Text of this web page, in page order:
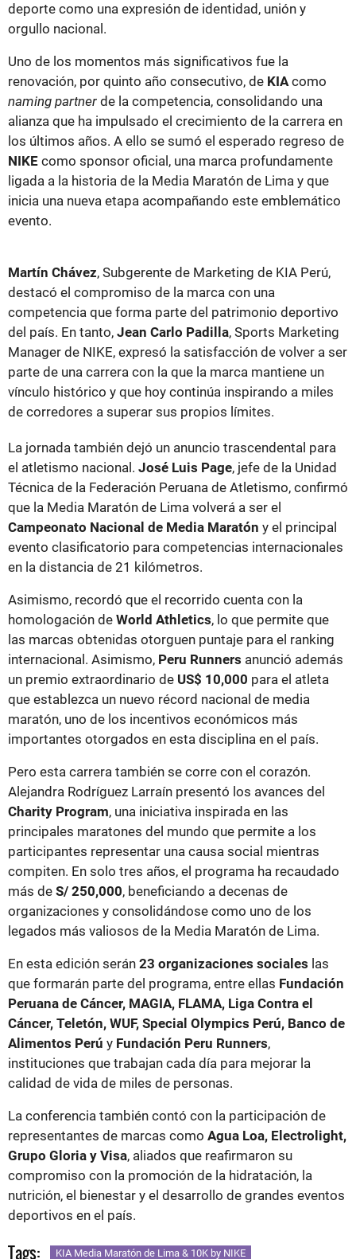
deporte como una expresión de identidad, unión y
orgullo nacional.
Uno de los momentos más significativos fue la
renovación, por quinto año consecutivo, de KIA como
naming partner de la competencia, consolidando una
alianza que ha impulsado el crecimiento de la carrera en
los últimos años. A ello se sumó el esperado regreso de
NIKE como sponsor oficial, una marca profundamente
ligada a la historia de la Media Maratón de Lima y que
inicia una nueva etapa acompañando este emblemático
evento.
Martín Chávez, Subgerente de Marketing de KIA Perú,
destacó el compromiso de la marca con una
competencia que forma parte del patrimonio deportivo
del país. En tanto, Jean Carlo Padilla, Sports Marketing
Manager de NIKE, expresó la satisfacción de volver a ser
parte de una carrera con la que la marca mantiene un
vínculo histórico y que hoy continúa inspirando a miles
de corredores a superar sus propios límites.
La jornada también dejó un anuncio trascendental para
el atletismo nacional. José Luis Page, jefe de la Unidad
Técnica de la Federación Peruana de Atletismo, confirmó
que la Media Maratón de Lima volverá a ser el
Campeonato Nacional de Media Maratón y el principal
evento clasificatorio para competencias internacionales
en la distancia de 21 kilómetros.
Asimismo, recordó que el recorrido cuenta con la
homologación de World Athletics, lo que permite que
las marcas obtenidas otorguen puntaje para el ranking
internacional. Asimismo, Peru Runners anunció además
un premio extraordinario de US$ 10,000 para el atleta
que establezca un nuevo récord nacional de media
maratón, uno de los incentivos económicos más
importantes otorgados en esta disciplina en el país.
Pero esta carrera también se corre con el corazón.
Alejandra Rodríguez Larraín presentó los avances del
Charity Program, una iniciativa inspirada en las
principales maratones del mundo que permite a los
participantes representar una causa social mientras
compiten. En solo tres años, el programa ha recaudado
más de S/ 250,000, beneficiando a decenas de
organizaciones y consolidándose como uno de los
legados más valiosos de la Media Maratón de Lima.
En esta edición serán 23 organizaciones sociales las
que formarán parte del programa, entre ellas Fundación
Peruana de Cáncer, MAGIA, FLAMA, Liga Contra el
Cáncer, Teletón, WUF, Special Olympics Perú, Banco de
Alimentos Perú y Fundación Peru Runners,
instituciones que trabajan cada día para mejorar la
calidad de vida de miles de personas.
La conferencia también contó con la participación de
representantes de marcas como Agua Loa, Electrolight,
Grupo Gloria y Visa, aliados que reafirmaron su
compromiso con la promoción de la hidratación, la
nutrición, el bienestar y el desarrollo de grandes eventos
deportivos en el país.
Tags: KIA Media Maratón de Lima & 10K by NIKE